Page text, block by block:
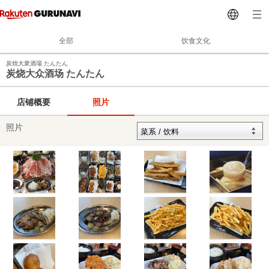
全部 饮食文化
炭焼大衆酒場 たんたん
炭烧大众酒场 たんたん
店铺概要 照片
照片